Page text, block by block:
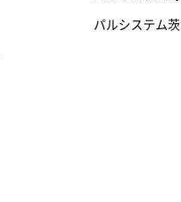
パルシステム